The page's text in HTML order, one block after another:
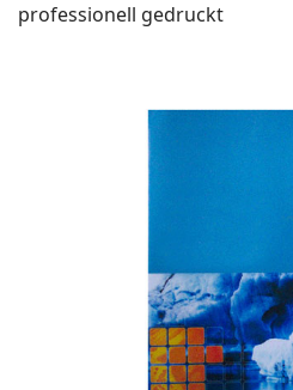
professionell gedruckt